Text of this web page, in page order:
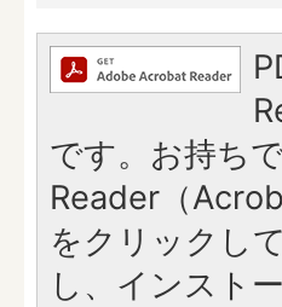
です。お持ち
Reader（
をクリックし
し、インスト